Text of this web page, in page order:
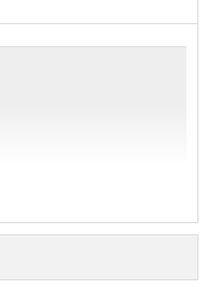
107 113 119
77 83 89